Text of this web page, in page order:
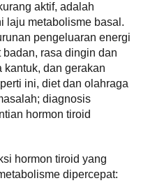
aktif, adalah
laju metabolisme basal.
pengeluaran energi
rasa dingin dan
kantuk, dan gerakan
ini, diet dan olahraga
diagnosis
hormon tiroid
hormon tiroid yang
dipercepat: